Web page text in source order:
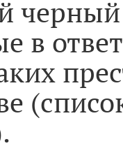
черный
в